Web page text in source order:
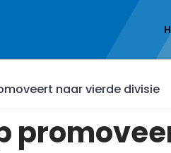
naar vierde divisie